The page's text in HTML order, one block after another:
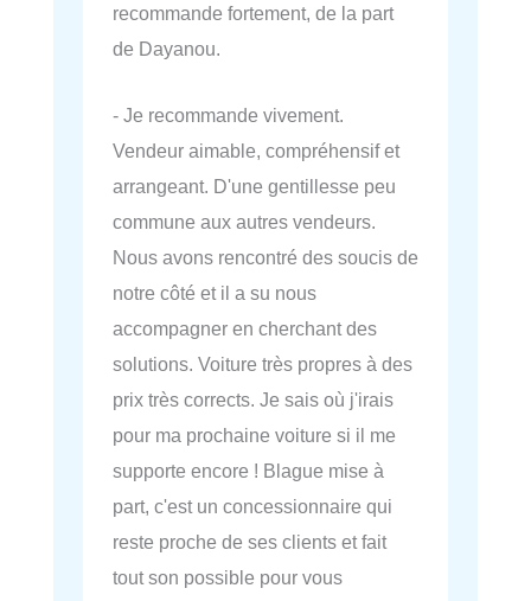
recommande fortement, de la part
de Dayanou.
- Je recommande vivement.
Vendeur aimable, compréhensif et
arrangeant. D'une gentillesse peu
commune aux autres vendeurs.
Nous avons rencontré des soucis de
notre côté et il a su nous
accompagner en cherchant des
solutions. Voiture très propres à des
prix très corrects. Je sais où j'irais
pour ma prochaine voiture si il me
supporte encore ! Blague mise à
part, c'est un concessionnaire qui
reste proche de ses clients et fait
tout son possible pour vous